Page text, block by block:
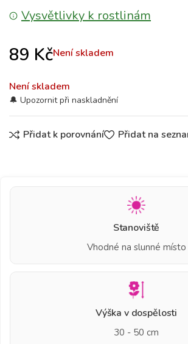
Vysvětlivky k rostlinám
89 KčNení skladem
Není skladem
Přidat k porovnání Přidat na
Stanoviště
Vhodné na slunné místo
Výška v dospělosti
30 - 50 cm